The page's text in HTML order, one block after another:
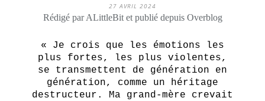
27 AVRIL 2024
Rédigé par ALittleBit et publié depuis Overblog
« Je crois que les émotions les
plus fortes, les plus violentes,
se transmettent de génération en
génération, comme un héritage
destructeur. Ma grand-mère crevait